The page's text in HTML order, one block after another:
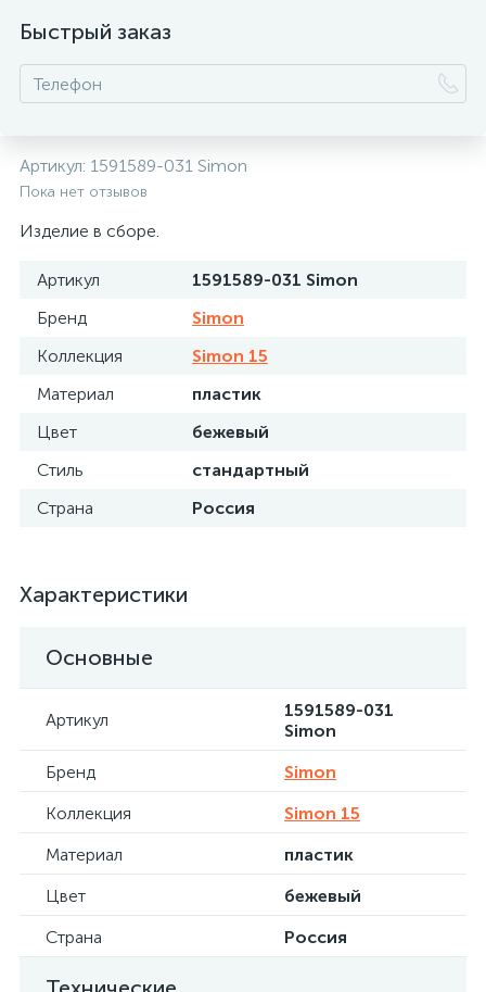
Быстрый заказ
Артикул: 1591589-031 Simon
Пока нет отзывов
Изделие в сборе.
Артикул
1591589-031 Simon
Бренд
Simon
Коллекция
Simon 15
Материал
пластик
Цвет
бежевый
Стиль
стандартный
Страна
Россия
Характеристики
Основные
Артикул
1591589-031
Simon
Бренд
Simon
Коллекция
Simon 15
Материал
пластик
Цвет
бежевый
Страна
Россия